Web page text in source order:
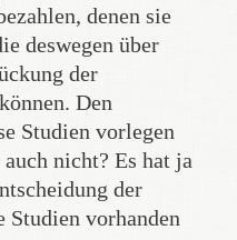
denen sie
deswegen über
der
Den
Studien vorlegen
nicht? Es hat ja
der
Studien vorhanden